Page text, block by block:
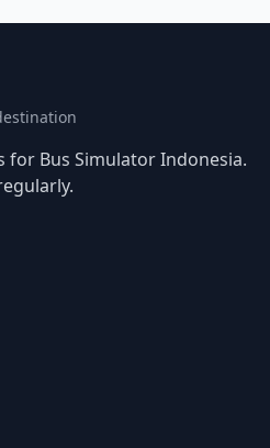
for Bus Simulator Indonesia.